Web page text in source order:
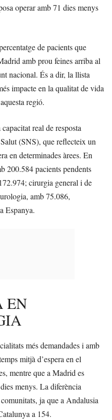
operar amb 71 dies menys
de pacients que
amb prou feines arriba al
nacional. És a dir, la llista
impacte en la qualitat de vida
regió.
real de resposta
(SNS), que reflecteix un
en determinades àrees. En
200.584 pacients pendents
cirurgia general i de
amb 75.086,
Espanya.
EN
més demandades i amb
mitjà d’espera en el
mentre que a Madrid es
menys. La diferència
ja que a Andalusia
a 154.